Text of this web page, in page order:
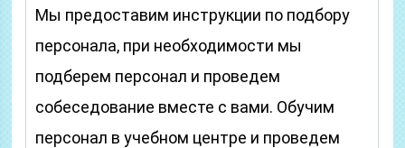
Мы предоставим инструкции по подбору
персонала, при необходимости мы
подберем персонал и проведем
собеседование вместе с вами. Обучим
персонал в учебном центре и проведем